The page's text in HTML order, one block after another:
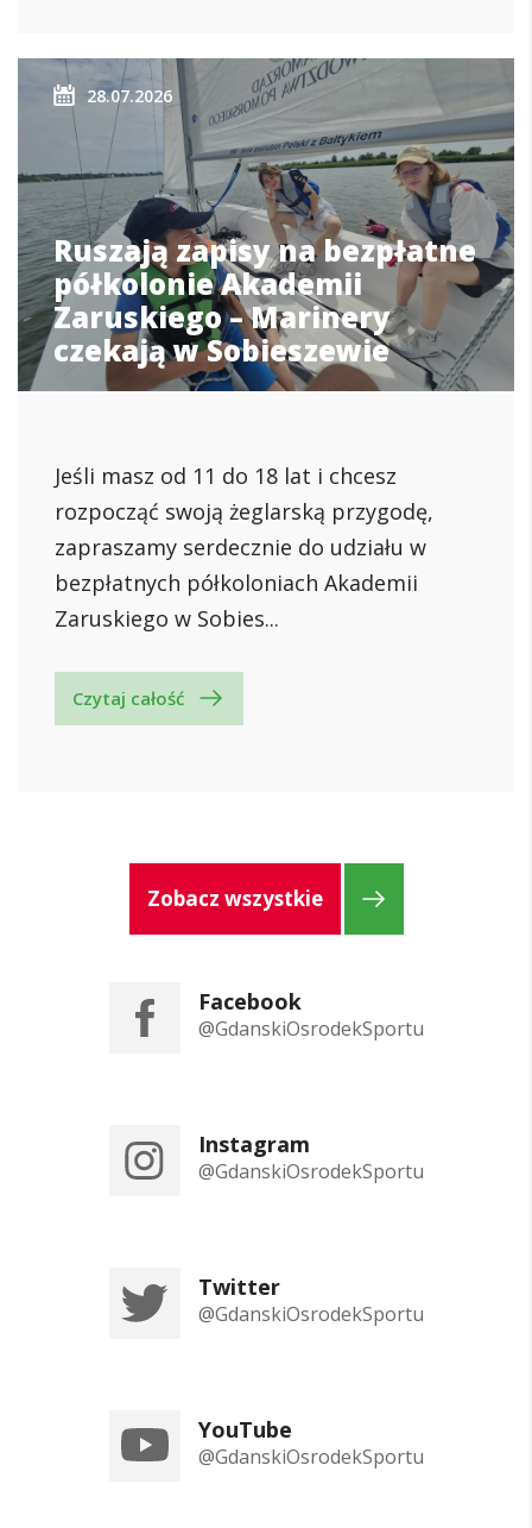
28.07.2026
Ruszają zapisy na bezpłatne
półkolonie Akademii
Zaruskiego – Marinery
czekają w Sobieszewie
Jeśli masz od 11 do 18 lat i chcesz
rozpocząć swoją żeglarską przygodę,
zapraszamy serdecznie do udziału w
bezpłatnych półkoloniach Akademii
Zaruskiego w Sobies...
Czytaj całość
Zobacz wszystkie
Facebook
@GdanskiOsrodekSportu
Instagram
@GdanskiOsrodekSportu
Twitter
@GdanskiOsrodekSportu
YouTube
@GdanskiOsrodekSportu